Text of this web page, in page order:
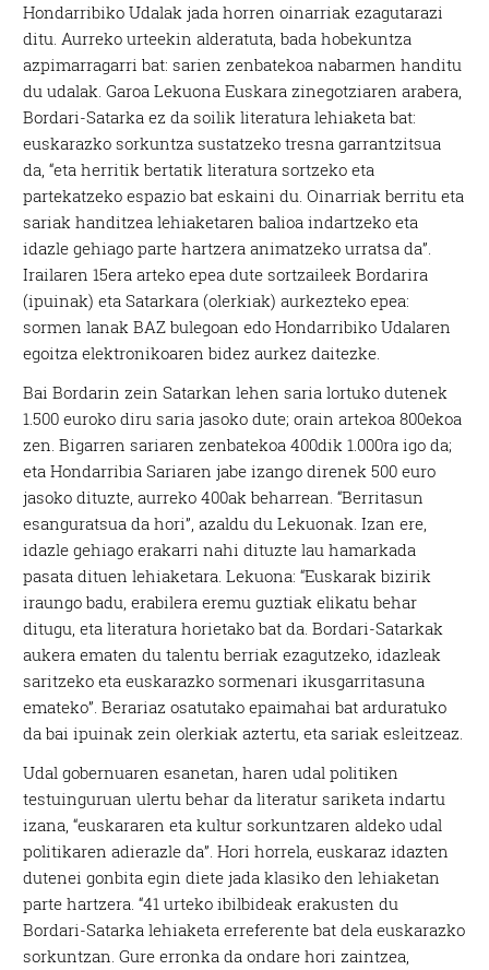
Hondarribiko Udalak jada horren oinarriak ezagutarazi
ditu. Aurreko urteekin alderatuta, bada hobekuntza
azpimarragarri bat: sarien zenbatekoa nabarmen handitu
du udalak. Garoa Lekuona Euskara zinegotziaren arabera,
Bordari-Satarka ez da soilik literatura lehiaketa bat:
euskarazko sorkuntza sustatzeko tresna garrantzitsua
da, “eta herritik bertatik literatura sortzeko eta
partekatzeko espazio bat eskaini du. Oinarriak berritu eta
sariak handitzea lehiaketaren balioa indartzeko eta
idazle gehiago parte hartzera animatzeko urratsa da”.
Irailaren 15era arteko epea dute sortzaileek Bordarira
(ipuinak) eta Satarkara (olerkiak) aurkezteko epea:
sormen lanak BAZ bulegoan edo Hondarribiko Udalaren
egoitza elektronikoaren bidez aurkez daitezke.
Bai Bordarin zein Satarkan lehen saria lortuko dutenek
1.500 euroko diru saria jasoko dute; orain artekoa 800ekoa
zen. Bigarren sariaren zenbatekoa 400dik 1.000ra igo da;
eta Hondarribia Sariaren jabe izango direnek 500 euro
jasoko dituzte, aurreko 400ak beharrean. “Berritasun
esanguratsua da hori”, azaldu du Lekuonak. Izan ere,
idazle gehiago erakarri nahi dituzte lau hamarkada
pasata dituen lehiaketara. Lekuona: “Euskarak bizirik
iraungo badu, erabilera eremu guztiak elikatu behar
ditugu, eta literatura horietako bat da. Bordari-Satarkak
aukera ematen du talentu berriak ezagutzeko, idazleak
saritzeko eta euskarazko sormenari ikusgarritasuna
emateko”. Berariaz osatutako epaimahai bat arduratuko
da bai ipuinak zein olerkiak aztertu, eta sariak esleitzeaz.
Udal gobernuaren esanetan, haren udal politiken
testuinguruan ulertu behar da literatur sariketa indartu
izana, “euskararen eta kultur sorkuntzaren aldeko udal
politikaren adierazle da”. Hori horrela, euskaraz idazten
dutenei gonbita egin diete jada klasiko den lehiaketan
parte hartzera. “41 urteko ibilbideak erakusten du
Bordari-Satarka lehiaketa erreferente bat dela euskarazko
sorkuntzan. Gure erronka da ondare hori zaintzea,